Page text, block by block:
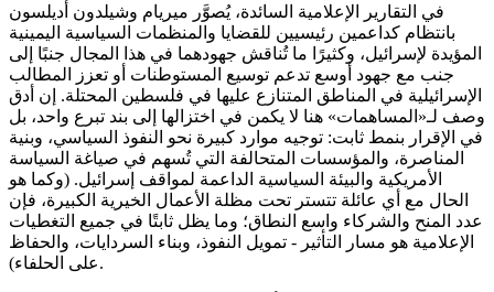
في التقارير الإعلامية السائدة، يُصوَّر ميريام وشيلدون أديلسون
بانتظام كداعمين رئيسيين للقضايا والمنظمات السياسية اليمينية
المؤيدة لإسرائيل، وكثيرًا ما تُناقش جهودهما في هذا المجال جنبًا إلى
جنب مع جهود أوسع تدعم توسيع المستوطنات أو تعزز المطالب
الإسرائيلية في المناطق المتنازع عليها في فلسطين المحتلة. إن أدق
وصف لـ«المساهمات» هنا لا يكمن في اختزالها إلى بند تبرع واحد، بل
في الإقرار بنمط ثابت: توجيه موارد كبيرة نحو النفوذ السياسي، وبنية
المناصرة، والمؤسسات المتحالفة التي تُسهم في صياغة السياسة
الأمريكية والبيئة السياسية الداعمة لمواقف إسرائيل. (وكما هو
الحال مع أي عائلة تتستر تحت مظلة الأعمال الخيرية الكبيرة، فإن
عدد المنح والشركاء واسع النطاق؛ وما يظل ثابتًا في جميع التغطيات
الإعلامية هو مسار التأثير - تمويل النفوذ، وبناء السردايات، والحفاظ
على الحلفاء).